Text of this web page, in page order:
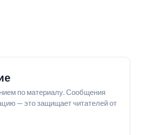
по материалу. Сообщения
— это защищает читателей от